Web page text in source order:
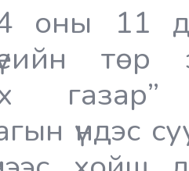
оны 11
төр
үндэс